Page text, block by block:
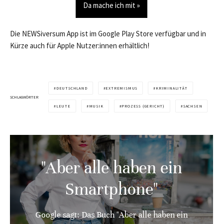
Da mache ich mit »
Die NEWSiversum App ist im Google Play Store verfügbar und in
Kürze auch für Apple Nutzer:innen erhältlich!
SCHLAGWÖRTER
DEUTSCHLAND EXTREMISMUS KRIMINALITÄT
LEUTE MUSIK PROZESS (GERICHT) SACHSEN
"Aber alle haben ein
Smartphone"
Google sagt: Das Buch "Aber alle haben ein